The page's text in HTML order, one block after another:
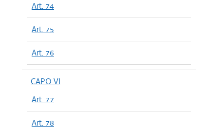
Art. 74
Art. 75
Art. 76
CAPO VI
Art. 77
Art. 78